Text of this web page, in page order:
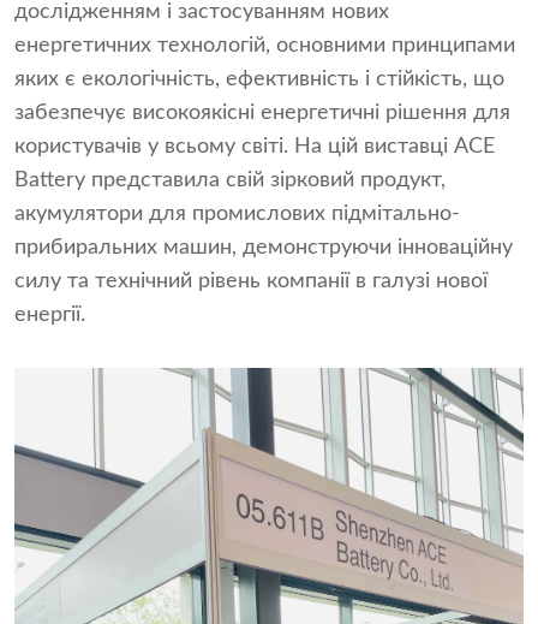
дослідженням і застосуванням нових
енергетичних технологій, основними принципами
яких є екологічність, ефективність і стійкість, що
забезпечує високоякісні енергетичні рішення для
користувачів у всьому світі. На цій виставці ACE
Battery представила свій зірковий продукт,
акумулятори для промислових підмітально-
прибиральних машин, демонструючи інноваційну
силу та технічний рівень компанії в галузі нової
енергії.